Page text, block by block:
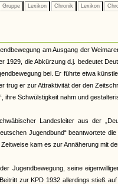
Gruppe Lexikon Chronik Lexikon
am Ausgang der
1929, die Abkürzung d.j. bedeutet
bei. Er führte etwa
trug er zur Attraktivität der den
ihre Schwülstigkeit nahm und
Landesleiter aus der
Jugendbund“ beantwortete
kam es zur Annäherung mit
Jugendbewegung, seine
zur KPD 1932 allerdings stieß